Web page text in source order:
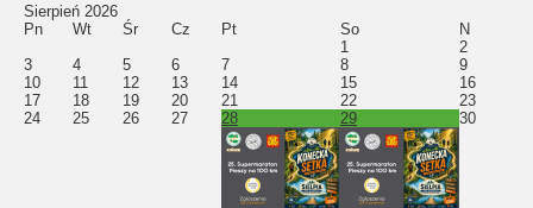
Sierpień 2026
Pn
Wt Śr Cz Pt So
N
1
2
3
4 5 6 7 8
9
10
11 12 13 14 15
16
17
18 19 20 21 22
23
24
25 26 27 28 29 30